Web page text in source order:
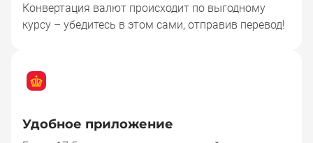
Конвертация валют происходит по выгодному
курсу – убедитесь в этом сами, отправив перевод!
Удобное приложение